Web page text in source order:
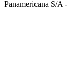
Panamericana S/A -